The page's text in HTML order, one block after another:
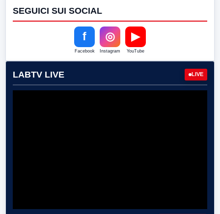
SEGUICI SUI SOCIAL
f
Facebook
◎
Instagram
▶
YouTube
LABTV LIVE LIVE